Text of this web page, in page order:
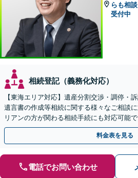
らも相談
受付中
相続登記（義務化対応）
【東海エリア対応】遺産分割交渉・調停・
遺言書の作成等相続に関する様々なご相談
リアンの方が関わる相続手続にも対応可能
決を特に意識しています。
料金表を見る
電話でお問い合わせ